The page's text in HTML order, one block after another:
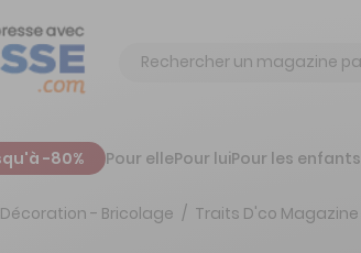
Chercher
-80% Pour ellePour luiPour les enfants
Décoration - Bricolage Traits D'co Magazine